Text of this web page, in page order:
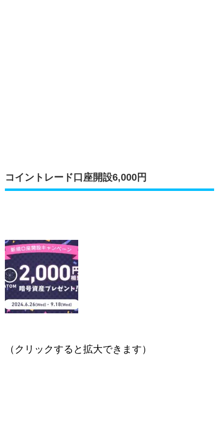
コイントレード口座開設6,000円
（クリックすると拡大できます）